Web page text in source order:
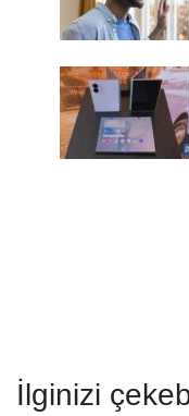
İlginizi